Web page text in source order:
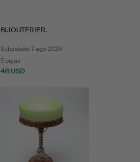
BIJOUTERIER.
Subastado 7 ago 2026
5 pujas
48 USD